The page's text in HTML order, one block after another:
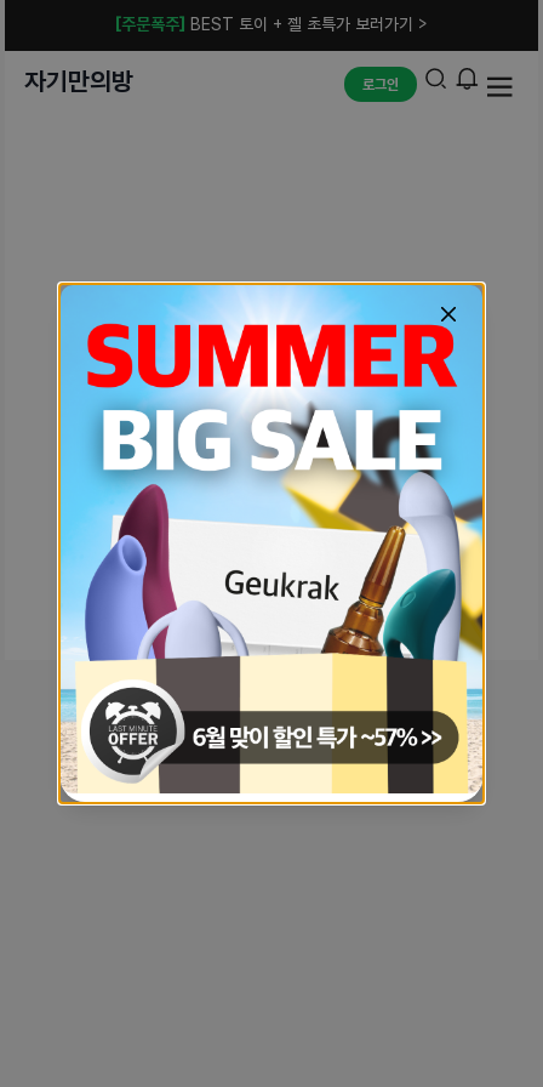
[주문폭주] BEST 토이 + 젤 초특가 보러가기 >
자기만의방 로그인
예상치 못한 에러입니다.